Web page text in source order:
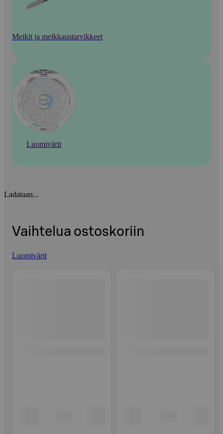
Meikit ja meikkaustarvikkeet
Luomivärit
Ladataan...
Vaihtelua ostoskoriin
Luomivärit